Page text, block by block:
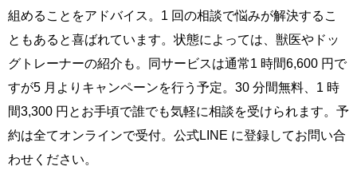
組めることをアドバイス。1 回の相談で悩みが解決するこ
ともあると喜ばれています。状態によっては、獣医やドッ
グトレーナーの紹介も。同サービスは通常1 時間6,600 円で
すが5 月よりキャンペーンを行う予定。30 分間無料、1 時
間3,300 円とお手頃で誰でも気軽に相談を受けられます。予
約は全てオンラインで受付。公式LINE に登録してお問い合
わせください。